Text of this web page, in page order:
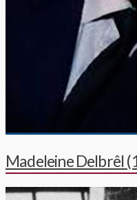
Madeleine Delbrêl